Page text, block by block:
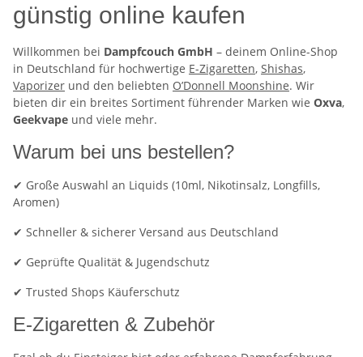
günstig online kaufen
Willkommen bei Dampfcouch GmbH – deinem Online-Shop
in Deutschland für hochwertige E-Zigaretten, Shishas,
Vaporizer und den beliebten O’Donnell Moonshine. Wir
bieten dir ein breites Sortiment führender Marken wie Oxva,
Geekvape und viele mehr.
Warum bei uns bestellen?
✔ Große Auswahl an Liquids (10ml, Nikotinsalz, Longfills,
Aromen)
✔ Schneller & sicherer Versand aus Deutschland
✔ Geprüfte Qualität & Jugendschutz
✔ Trusted Shops Käuferschutz
E-Zigaretten & Zubehör